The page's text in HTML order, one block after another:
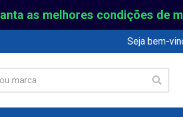
as melhores condições de
Seja bem-